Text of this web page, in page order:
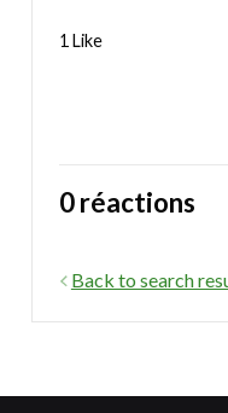
1 Like
0 réactions
Back to search